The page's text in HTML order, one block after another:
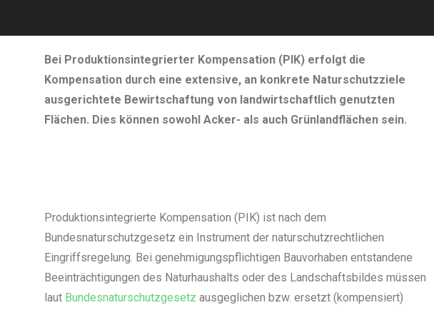
Bei Produktionsintegrierter Kompensation (PIK) erfolgt die
Kompensation durch eine extensive, an konkrete Naturschutzziele
ausgerichtete Bewirtschaftung von landwirtschaftlich genutzten
Flächen. Dies können sowohl Acker- als auch Grünlandflächen sein.
Produktionsintegrierte Kompensation (PIK) ist nach dem
Bundesnaturschutzgesetz ein Instrument der naturschutzrechtlichen
Eingriffsregelung. Bei genehmigungspflichtigen Bauvorhaben entstandene
Beeinträchtigungen des Naturhaushalts oder des Landschaftsbildes müssen
laut Bundesnaturschutzgesetz ausgeglichen bzw. ersetzt (kompensiert)